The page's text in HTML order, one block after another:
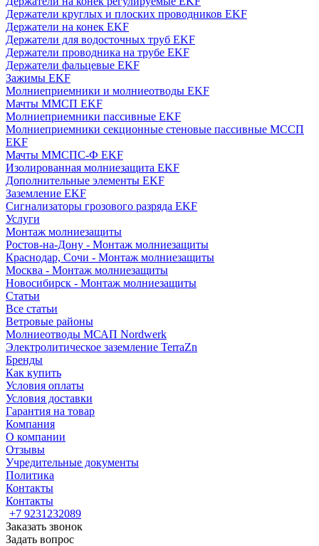
Держатели круглых и плоских проводников EKF
Держатели на конек EKF
Держатели для водосточных труб EKF
Держатели проводника на трубе EKF
Держатели фальцевые EKF
Зажимы EKF
Молниеприемники и молниеотводы EKF
Мачты ММСП EKF
Молниеприемники пассивные EKF
Молниеприемники секционные стеновые пассивные МССП
EKF
Мачты ММСПС-Ф EKF
Изолированная молниезащита EKF
Дополнительные элементы EKF
Заземление EKF
Сигнализаторы грозового разряда EKF
Услуги
Монтаж молниезащиты
Ростов-на-Дону - Монтаж молниезащиты
Краснодар, Сочи - Монтаж молниезащиты
Москва - Монтаж молниезащиты
Новосибирск - Монтаж молниезащиты
Статьи
Все статьи
Ветровые районы
Молниеотводы МСАП Nordwerk
Электролитическое заземление TerraZn
Бренды
Как купить
Условия оплаты
Условия доставки
Гарантия на товар
Компания
О компании
Отзывы
Учредительные документы
Политика
Контакты
Контакты
+7 9231232089
Заказать звонок
Задать вопрос